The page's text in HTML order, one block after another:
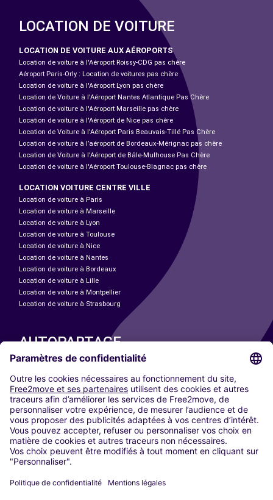
LOCATION DE VOITURE
LOCATION DE VOITURE AUX AÉROPORTS
Location de voiture à l'Aéroport Roissy-CDG pas chère
Aéroport Paris-Orly : Location de voitures pas chère
Location de voiture à l'Aéroport Lyon pas chère
Location de Voiture à l'Aéroport Nantes Atlantique Pas Chère
Location de voiture à l'Aéroport Marseille pas chère
Location de voiture à l'Aéroport de Nice pas chère
Location de Voiture à l'Aéroport Paris Beauvais-Tillé Pas Chère
Location de voiture à l’aéroport de Bordeaux-Mérignac pas chère
Location de Voiture à l'Aéroport de Bâle-Mulhouse Pas Chère
Location de voiture à l'Aéroport Toulouse-Blagnac pas chère
LOCATION VOITURE CENTRE VILLE
Location de voiture à Paris
Location de voiture à Marseille
Location de voiture à Lyon
Location de voiture à Toulouse
Location de voiture à Nice
Location de voiture à Nantes
Location de voiture à Bordeaux
Location de voiture à Lille
Location de voiture à Montpellier
Location de voiture à Strasbourg
AUTOPARTAGE
Paris
Madrid
Washington DC
Milan
Rome
Turin
Vienne
Berlin
Düsseldorf